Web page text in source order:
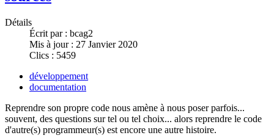
Détails
Écrit par : bcag2
Mis à jour : 27 Janvier 2020
Clics : 5459
développement
documentation
Reprendre son propre code nous amène à nous poser parfois...
souvent, des questions sur tel ou tel choix... alors reprendre le code
d'autre(s) programmeur(s) est encore une autre histoire.